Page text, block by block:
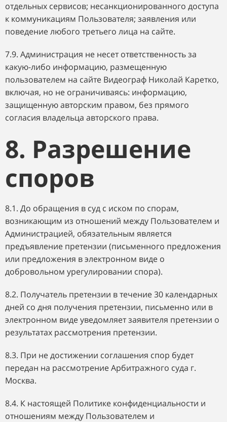
отдельных сервисов; несанкционированного доступа
к коммуникациям Пользователя; заявления или
поведение любого третьего лица на сайте.
7.9. Администрация не несет ответственность за
какую-либо информацию, размещенную
пользователем на сайте Видеограф Николай Каретко,
включая, но не ограничиваясь: информацию,
защищенную авторским правом, без прямого
согласия владельца авторского права.
8. Разрешение
споров
8.1. До обращения в суд с иском по спорам,
возникающим из отношений между Пользователем и
Администрацией, обязательным является
предъявление претензии (письменного предложения
или предложения в электронном виде о
добровольном урегулировании спора).
8.2. Получатель претензии в течение 30 календарных
дней со дня получения претензии, письменно или в
электронном виде уведомляет заявителя претензии о
результатах рассмотрения претензии.
8.3. При не достижении соглашения спор будет
передан на рассмотрение Арбитражного суда г.
Москва.
8.4. К настоящей Политике конфиденциальности и
отношениям между Пользователем и